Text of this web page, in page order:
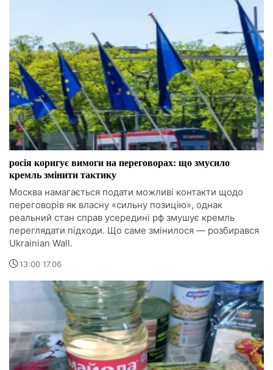
росія коригує вимоги на переговорах: що змусило
кремль змінити тактику
Москва намагається подати можливі контакти щодо
переговорів як власну «сильну позицію», однак
реальний стан справ усередині рф змушує кремль
переглядати підходи. Що саме змінилося — розбирався
Ukrainian Wall.
13:00 17.06